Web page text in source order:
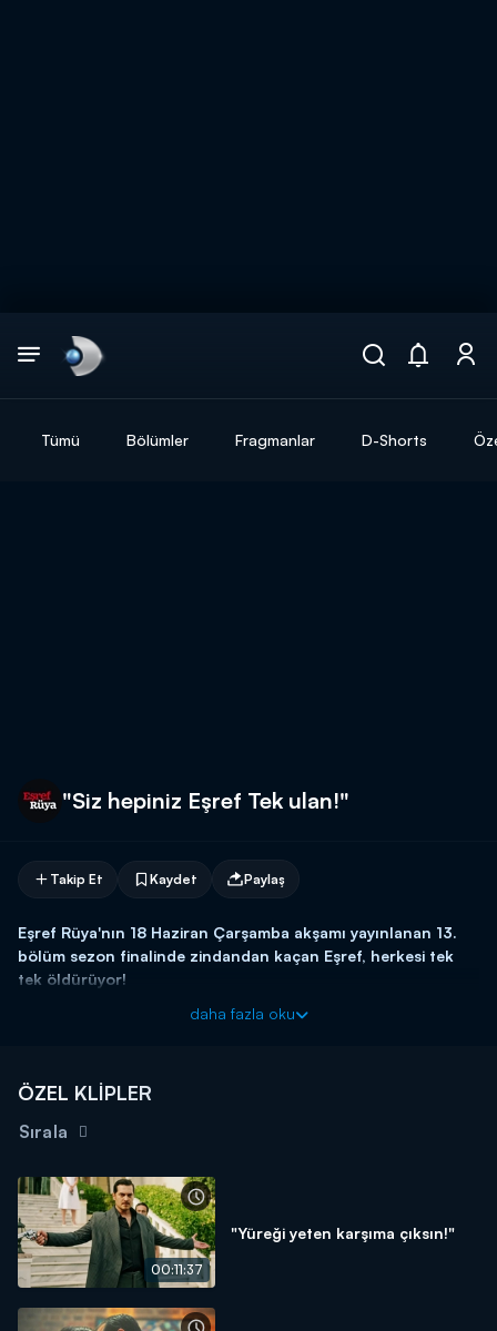
Tümü Bölümler Fragmanlar D-Shorts
"Siz hepiniz Eşref Tek ulan!"
Takip Et Kaydet Paylaş
Eşref Rüya'nın 18 Haziran Çarşamba akşamı yayınlanan 13.
bölüm sezon finalinde zindandan kaçan Eşref, herkesi tek
tek öldürüyor!
daha fazla oku
ÖZEL KLİPLER
Sırala
00:11:37
"Yüreği yeten karşıma çıksın!"